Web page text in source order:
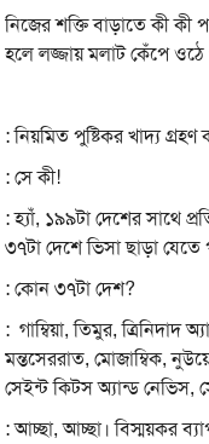
নিজের শক্তি বাড়াতে কী
হলে লজ্জায় মলাট কেঁপে ওঠে
: নিয়মিত পুষ্টিকর খাদ্য গ্রহণ
: সে কী!
: হ্যাঁ, ১৯৯টা দেশের সাথে
৩৭টা দেশে ভিসা ছাড়া
: কোন ৩৭টা দেশ?
: গাম্বিয়া, তিমুর, ত্রিনিদাদ
মন্তসেররাত, মোজাম্বিক,
সেইন্ট কিটস অ্যান্ড নেভিস,
: আচ্ছা, আচ্ছা। বিস্ময়কর